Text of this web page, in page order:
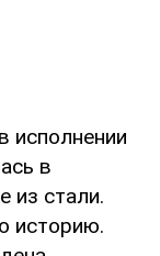
исполнении
в
из стали.
историю.